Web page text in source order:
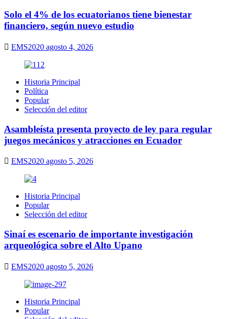
Solo el 4% de los ecuatorianos tiene bienestar
financiero, según nuevo estudio
EMS2020 agosto 4, 2026
Historia Principal
Política
Popular
Selección del editor
Asambleísta presenta proyecto de ley para regular
juegos mecánicos y atracciones en Ecuador
EMS2020 agosto 5, 2026
Historia Principal
Popular
Selección del editor
Sinaí es escenario de importante investigación
arqueológica sobre el Alto Upano
EMS2020 agosto 5, 2026
Historia Principal
Popular